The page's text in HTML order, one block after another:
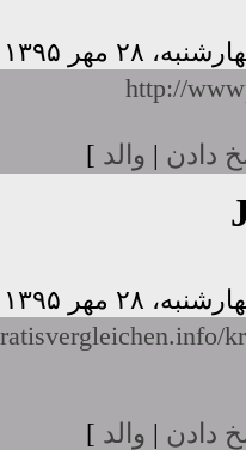
http://
دادن | والد ]
دادن | والد ]